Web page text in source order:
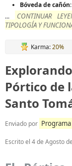
Bóveda de cañón
...
CONTINUAR
TIPOLOGÍA Y
Karma:20%
Pórtico de
Santo
Enviado por
Escrito el 4 de Agosto